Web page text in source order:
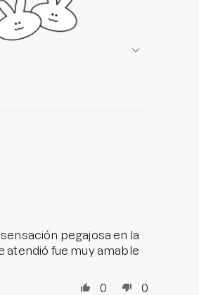
pegajosa en la
atendió fue muy amable
0 0